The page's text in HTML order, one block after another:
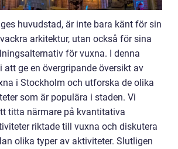
huvudstad, är inte bara känt för sin
arkitektur, utan också för sina
för vuxna. I denna
att ge en övergripande översikt av
i Stockholm och utforska de olika
som är populära i staden. Vi
titta närmare på kvantitativa
riktade till vuxna och diskutera
olika typer av aktiviteter. Slutligen